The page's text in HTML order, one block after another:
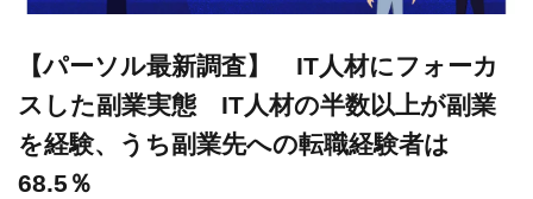
【パーソル最新調査】 IT人材にフォーカ
スした副業実態 IT人材の半数以上が副業
を経験、うち副業先への転職経験者は
68.5％